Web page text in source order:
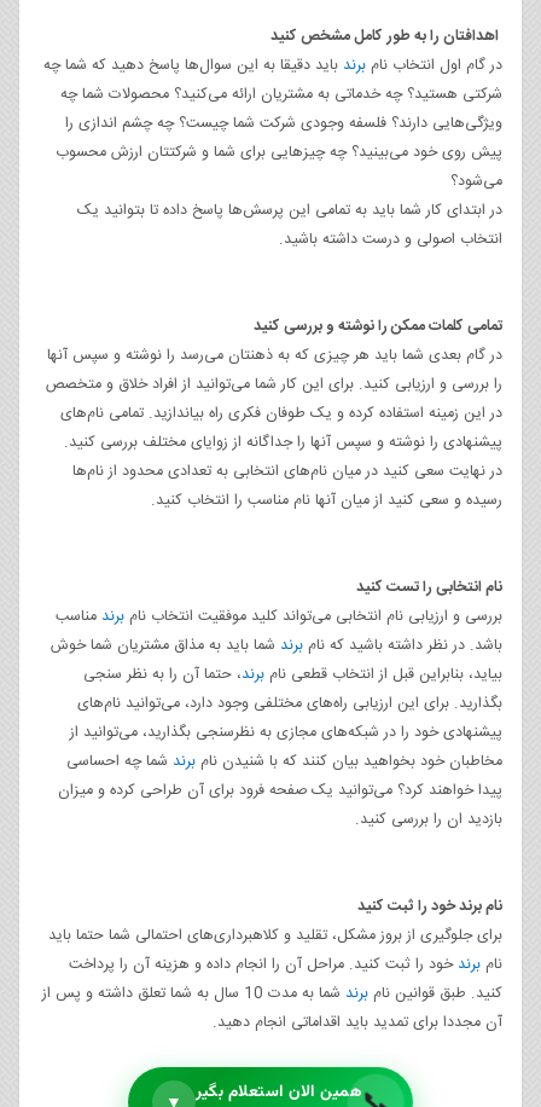
اهدافتان را به طور کامل مشخص کنید
در گام اول انتخاب نام برند باید دقیقا به این سوال‌ها پاسخ دهید که شما چه
شرکتی هستید؟ چه خدماتی به مشتریان ارائه می‌کنید؟ محصولات شما چه
ویژگی‌هایی دارند؟ فلسفه وجودی شرکت شما چیست؟ چه چشم اندازی را
پیش روی خود می‌بینید؟ چه چیزهایی برای شما و شرکتتان ارزش محسوب
می‌شود؟
در ابتدای کار شما باید به تمامی این پرسش‌ها پاسخ داده تا بتوانید یک
انتخاب اصولی و درست داشته باشید.
تمامی کلمات ممکن را نوشته و بررسی کنید
در گام بعدی شما باید هر چیزی که به ذهنتان می‌رسد را نوشته و سپس آنها
را بررسی و ارزیابی کنید. برای این کار شما می‌توانید از افراد خلاق و متخصص
در این زمینه استفاده کرده و یک طوفان فکری راه بیاندازید. تمامی نام‌های
پیشنهادی را نوشته و سپس آنها را جداگانه از زوایای مختلف بررسی کنید.
در نهایت سعی کنید در میان نام‌های انتخابی به تعدادی محدود از نام‌ها
رسیده و سعی کنید از میان آنها نام مناسب را انتخاب کنید.
نام انتخابی را تست کنید
بررسی و ارزیابی نام انتخابی می‌تواند کلید موفقیت انتخاب نام برند مناسب
باشد. در نظر داشته باشید که نام برند شما باید به مذاق مشتریان شما خوش
بیاید، بنابراین قبل از انتخاب قطعی نام برند، حتما آن را به نظر سنجی
بگذارید. برای این ارزیابی راه‌های مختلفی وجود دارد، می‌توانید نام‌های
پیشنهادی خود را در شبکه‌های مجازی به نظرسنجی بگذارید، می‌توانید از
مخاطبان خود بخواهید بیان کنند که با شنیدن نام برند شما چه احساسی
پیدا خواهند کرد؟ می‌توانید یک صفحه فرود برای آن طراحی کرده و میزان
بازدید ان را بررسی کنید.
نام برند خود را ثبت کنید
برای جلوگیری از بروز مشکل، تقلید و کلاهبرداری‌های احتمالی شما حتما باید
نام برندخود را ثبت کنید. مراحل آن را انجام داده و هزینه آن را پرداخت
کنید. طبق قوانین نام برند
شما به مدت 10 سال به شما تعلق داشته و پس از
آن مجددا برای تمدید باید اقداماتی انجام دهید.
همین الان استعلام بگیر ▼